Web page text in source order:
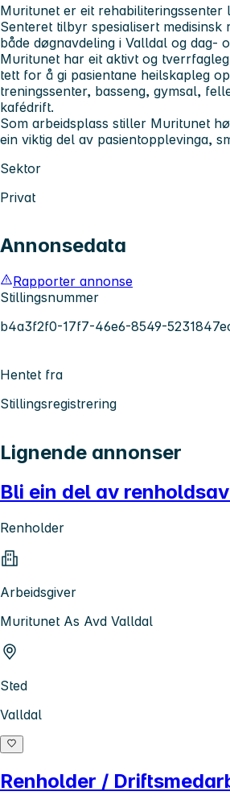
Muritunet er eit
Senteret tilbyr spesialisert
både døgnavdeling i Valldal og dag-
Muritunet har eit aktivt og
tett for å gi pasientane heilskapleg
treningssenter, basseng, gymsal,
kafédrift.
Som arbeidsplass stiller Muritunet
ein viktig del av pasientopplevinga,
Sektor
Privat
Annonsedata
Rapporter annonse
Stillingsnummer
b4a3f2f0-17f7-46e6-8549-
Hentet fra
Stillingsregistrering
Lignende annonser
Bli ein del av
Renholder
Arbeidsgiver
Muritunet As Avd Valldal
Sted
Valldal
Renholder /